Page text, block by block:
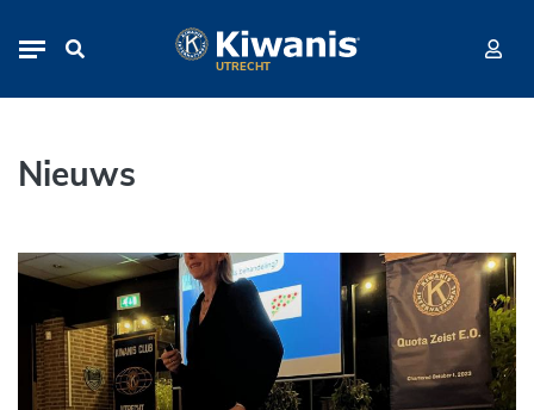
UTRECHT
Nieuws